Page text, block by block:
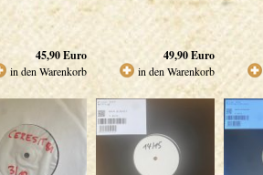
45,90Euro
in den Warenkorb
49,90Euro
in den Warenkorb